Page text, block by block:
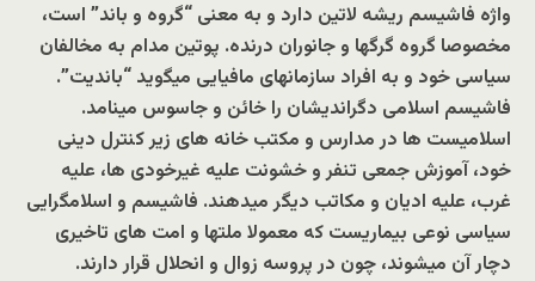
واژه فاشیسم ریشه لاتین دارد و به معنی “گروه و باند” است،
مخصوصا گروه گرگها و جانوران درنده. پوتین مدام به مخالفان
سیاسی خود و به افراد سازمانهای مافیایی میگوید “باندیت”.
فاشیسم اسلامی دگراندیشان را خائن و جاسوس مینامد.
اسلامیست ها در مدارس و مکتب خانه های زیر کنترل دینی
خود، آموزش جمعی تنفر و خشونت علیه غیرخودی ها، علیه
غرب، علیه ادیان و مکاتب دیگر میدهند. فاشیسم و اسلامگرایی
سیاسی نوعی بیماریست که معمولا ملتها و امت های تاخیری
دچار آن میشوند، چون در پروسه زوال و انحلال قرار دارند.